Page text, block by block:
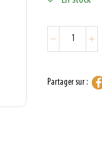
Partager sur :